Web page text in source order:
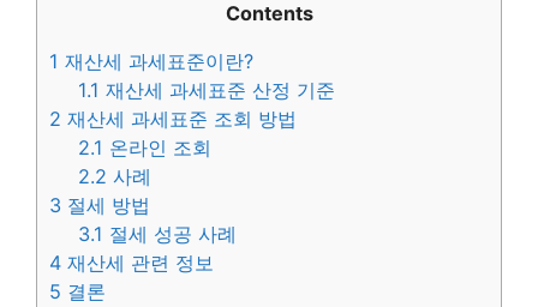
Contents
1 재산세 과세표준이란?
1.1 재산세 과세표준 산정 기준
2 재산세 과세표준 조회 방법
2.1 온라인 조회
2.2 사례
3 절세 방법
3.1 절세 성공 사례
4 재산세 관련 정보
5 결론